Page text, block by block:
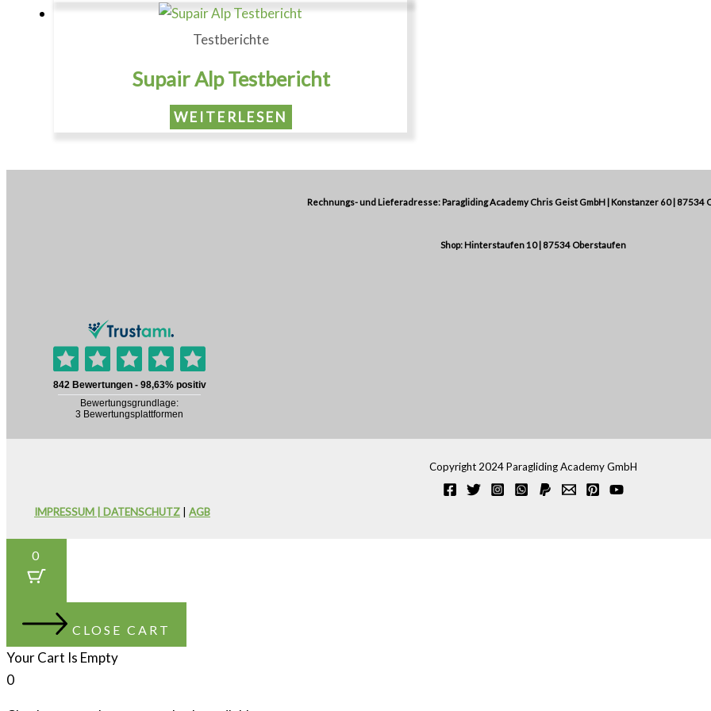
Testberichte
Supair Alp Testbericht
WEITERLESEN
Rechnungs- und Lieferadresse: Paragliding Academy Chris Geist GmbH | Konstanzer 60 | 87534
Shop: Hinterstaufen 10 | 87534 Oberstaufen
Copyright 2024 Paragliding Academy GmbH
IMPRESSUM | DATENSCHUTZ AGB
0
CLOSE CART
Your Cart Is Empty
0